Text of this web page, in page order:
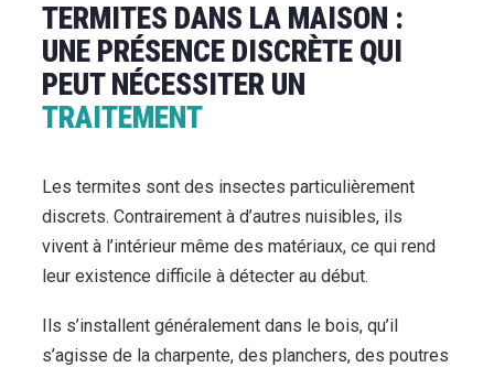
TERMITES DANS LA MAISON :
UNE PRÉSENCE DISCRÈTE QUI
PEUT NÉCESSITER UN
TRAITEMENT
Les termites sont des insectes particulièrement
discrets. Contrairement à d’autres nuisibles, ils
vivent à l’intérieur même des matériaux, ce qui rend
leur existence difficile à détecter au début.
Ils s’installent généralement dans le bois, qu’il
s’agisse de la charpente, des planchers, des poutres